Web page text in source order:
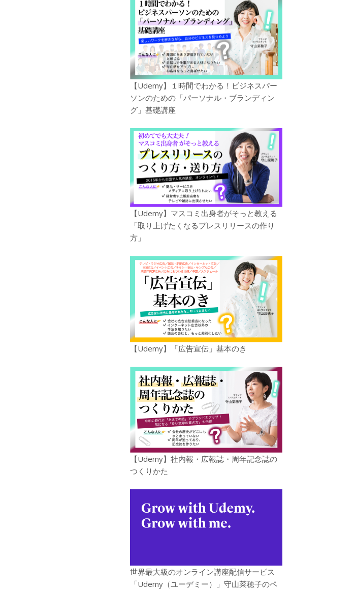
【Udemy】１時間でわかる！ビジネスパー
ソンのための「パーソナル・ブランディン
グ」基礎講座
【Udemy】マスコミ出身者がそっと教える
「取り上げたくなるプレスリリースの作り
方」
【Udemy】「広告宣伝」基本のき
【Udemy】社内報・広報誌・周年記念誌の
つくりかた
世界最大級のオンライン講座配信サービス
「Udemy（ユーデミー）」守山菜穂子のペ